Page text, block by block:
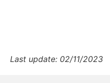
Last update: 02/11/2023